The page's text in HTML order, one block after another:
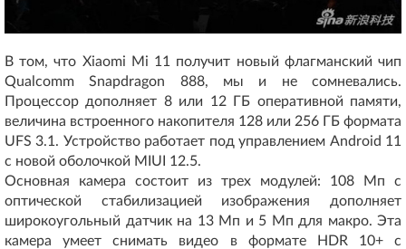
В том, что Xiaomi Mi 11 получит новый флагманский чип
Qualcomm Snapdragon 888, мы и не сомневались.
Процессор дополняет 8 или 12 ГБ оперативной памяти,
величина встроенного накопителя 128 или 256 ГБ формата
UFS 3.1. Устройство работает под управлением Android 11
с новой оболочкой MIUI 12.5.
Основная камера состоит из трех модулей: 108 Мп с
оптической стабилизацией изображения дополняет
широкоугольный датчик на 13 Мп и 5 Мп для макро. Эта
камера умеет снимать видео в формате HDR 10+ с